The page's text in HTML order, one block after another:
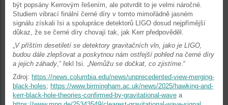
být popsány Kerrovým řešením, ale potvrdit to je velmi náročné.
Studiem vibrací finální černé díry v tomto mimořádně jasném
signálu získali Isi a spolupráce detektorů LIGO dosud nejpřímější
důkaz, že se černé díry chovají tak, jak Kerr předpověděl.
V příštím desetiletí se detektory gravitačních vln, jako je LIGO,
budou dále zlepšovat a poskytnou nám ostřejší pohled na černé díry
a jejich záhady ,“ řekl Isi. „ Nemůžu se dočkat, co zjistíme .“
Zdroj: https://news.columbia.edu/news/unprecedented-view-merging-
black-holes; https://www.birmingham.ac.uk/news/2025/hawking-and-
kerr-black-hole-theories-confirmed-by-gravitational-wave a